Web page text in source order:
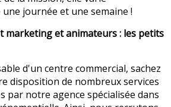
journée et une semaine !
marketing et animateurs : les petits
d'un centre commercial, sachez
disposition de nombreux services
par notre agence spécialisée dans